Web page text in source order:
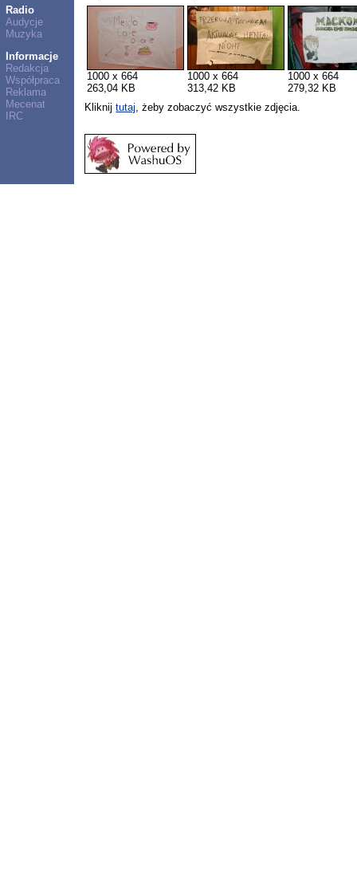
Radio
Audycje
Muzyka
Informacje
Redakcja
Współpraca
Reklama
Mecenat
IRC
1000 x 664
263,04 KB
1000 x 664
313,42 KB
1000 x 664
279,32 KB
Kliknijtutaj, żeby zobaczyć wszystkie zdjęcia.